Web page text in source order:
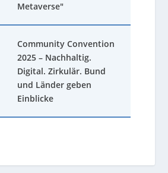
Metaverse"
Community Convention
2025 – Nachhaltig.
Digital. Zirkulär. Bund
und Länder geben
Einblicke